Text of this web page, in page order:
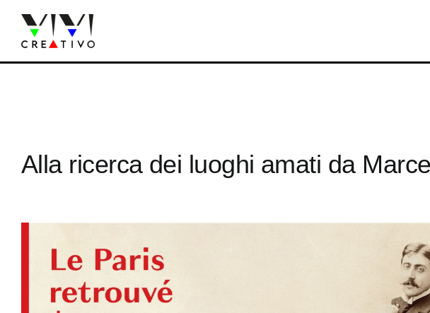
contenuto
Alla ricerca dei luoghi amati da